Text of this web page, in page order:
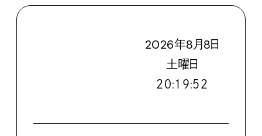
2026年8月8日
土曜日
２０:１９:５４